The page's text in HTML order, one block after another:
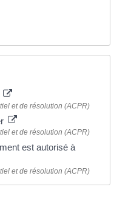
et de résolution (ACPR)
et de résolution (ACPR)
est autorisé à
et de résolution (ACPR)